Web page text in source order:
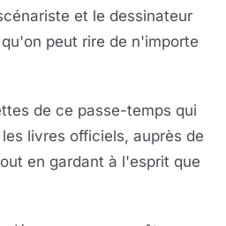
et le dessinateur
peut rire de n'importe
de ce passe-temps qui
livres officiels, auprès de
en gardant à l'esprit que